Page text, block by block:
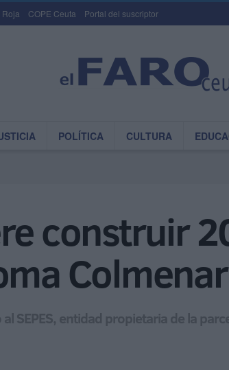
Roja COPE Ceuta Portal del suscriptor
POLÍTICA CULTURA
construir
Colmenar
SEPES, entidad propietaria de la